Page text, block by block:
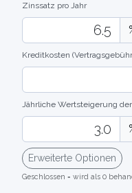
Zinssatz pro Jahr
Kreditkosten
Jährliche Wertsteigerung
Geschlossen = wird als 0